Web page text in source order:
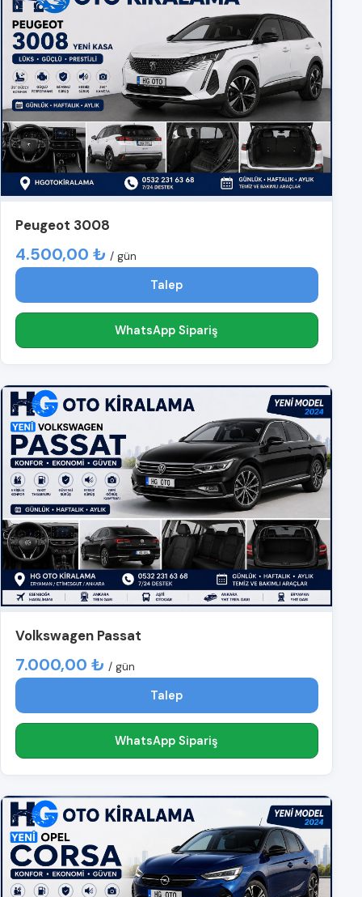
Peugeot 3008
4.500,00 ₺ / gün
Talep
WhatsApp Sipariş
Volkswagen Passat
7.000,00 ₺ / gün
Talep
WhatsApp Sipariş